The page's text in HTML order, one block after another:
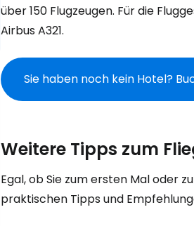
über 150 Flugzeugen. Für die
Airbus A321.
Sie haben noch kein Hotel?
Weitere Tipps zum
Egal, ob Sie zum ersten Mal oder
praktischen Tipps und